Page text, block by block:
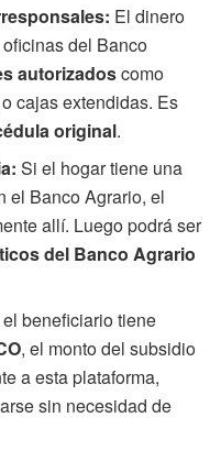
El dinero
del Banco
autorizadoscomo
cajas extendidas. Es
original.
Si el hogar tiene una
el Banco Agrario, el
allí. Luego podrá ser
del Banco Agrario
beneficiario tiene
, el monto del subsidio
a esta plataforma,
sin necesidad de